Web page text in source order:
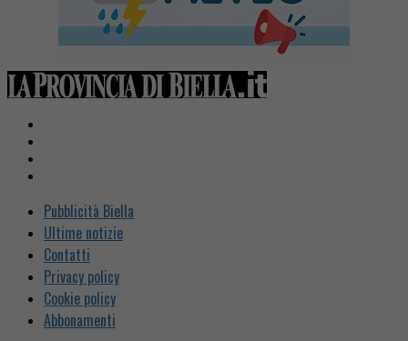
Pubblicità Biella
Ultime notizie
Contatti
Privacy policy
Cookie policy
Abbonamenti